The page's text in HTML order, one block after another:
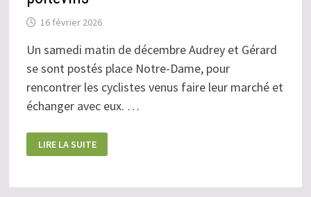
16 février 2026
Un samedi matin de décembre Audrey et Gérard
se sont postés place Notre-Dame, pour
rencontrer les cyclistes venus faire leur marché et
échanger avec eux. …
AVEC
DES
LIRE LA SUITE